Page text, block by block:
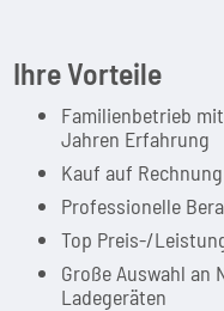
Ihre Vorteile
Familienbetrieb
Jahren Erfahrung
Kauf auf Rechnung
Professionelle
Top Preis-/
Große Auswahl an
Ladegeräten